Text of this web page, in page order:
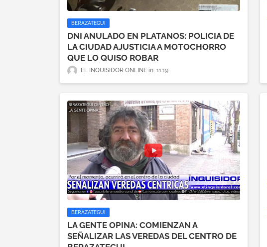
BERAZATEGUI
DNI ANULADO EN PLATANOS: POLICIA DE
LA CIUDAD AJUSTICIA A MOTOCHORRO
QUE LO QUISO ROBAR
EL INQUISIDOR ONLINE 11:19
BERAZATEGUI
LA GENTE OPINA: COMIENZAN A
SEÑALIZAR LAS VEREDAS DEL CENTRO DE